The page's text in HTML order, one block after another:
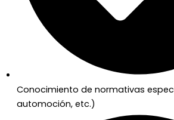
Conocimiento de normativas
automoción, etc.)